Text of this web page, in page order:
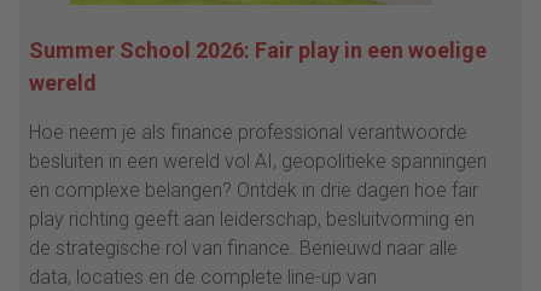
Summer School 2026: Fair play in een woelige
wereld
Hoe neem je als finance professional verantwoorde
besluiten in een wereld vol AI, geopolitieke spanningen
en complexe belangen? Ontdek in drie dagen hoe fair
play richting geeft aan leiderschap, besluitvorming en
de strategische rol van finance. Benieuwd naar alle
data, locaties en de complete line-up van